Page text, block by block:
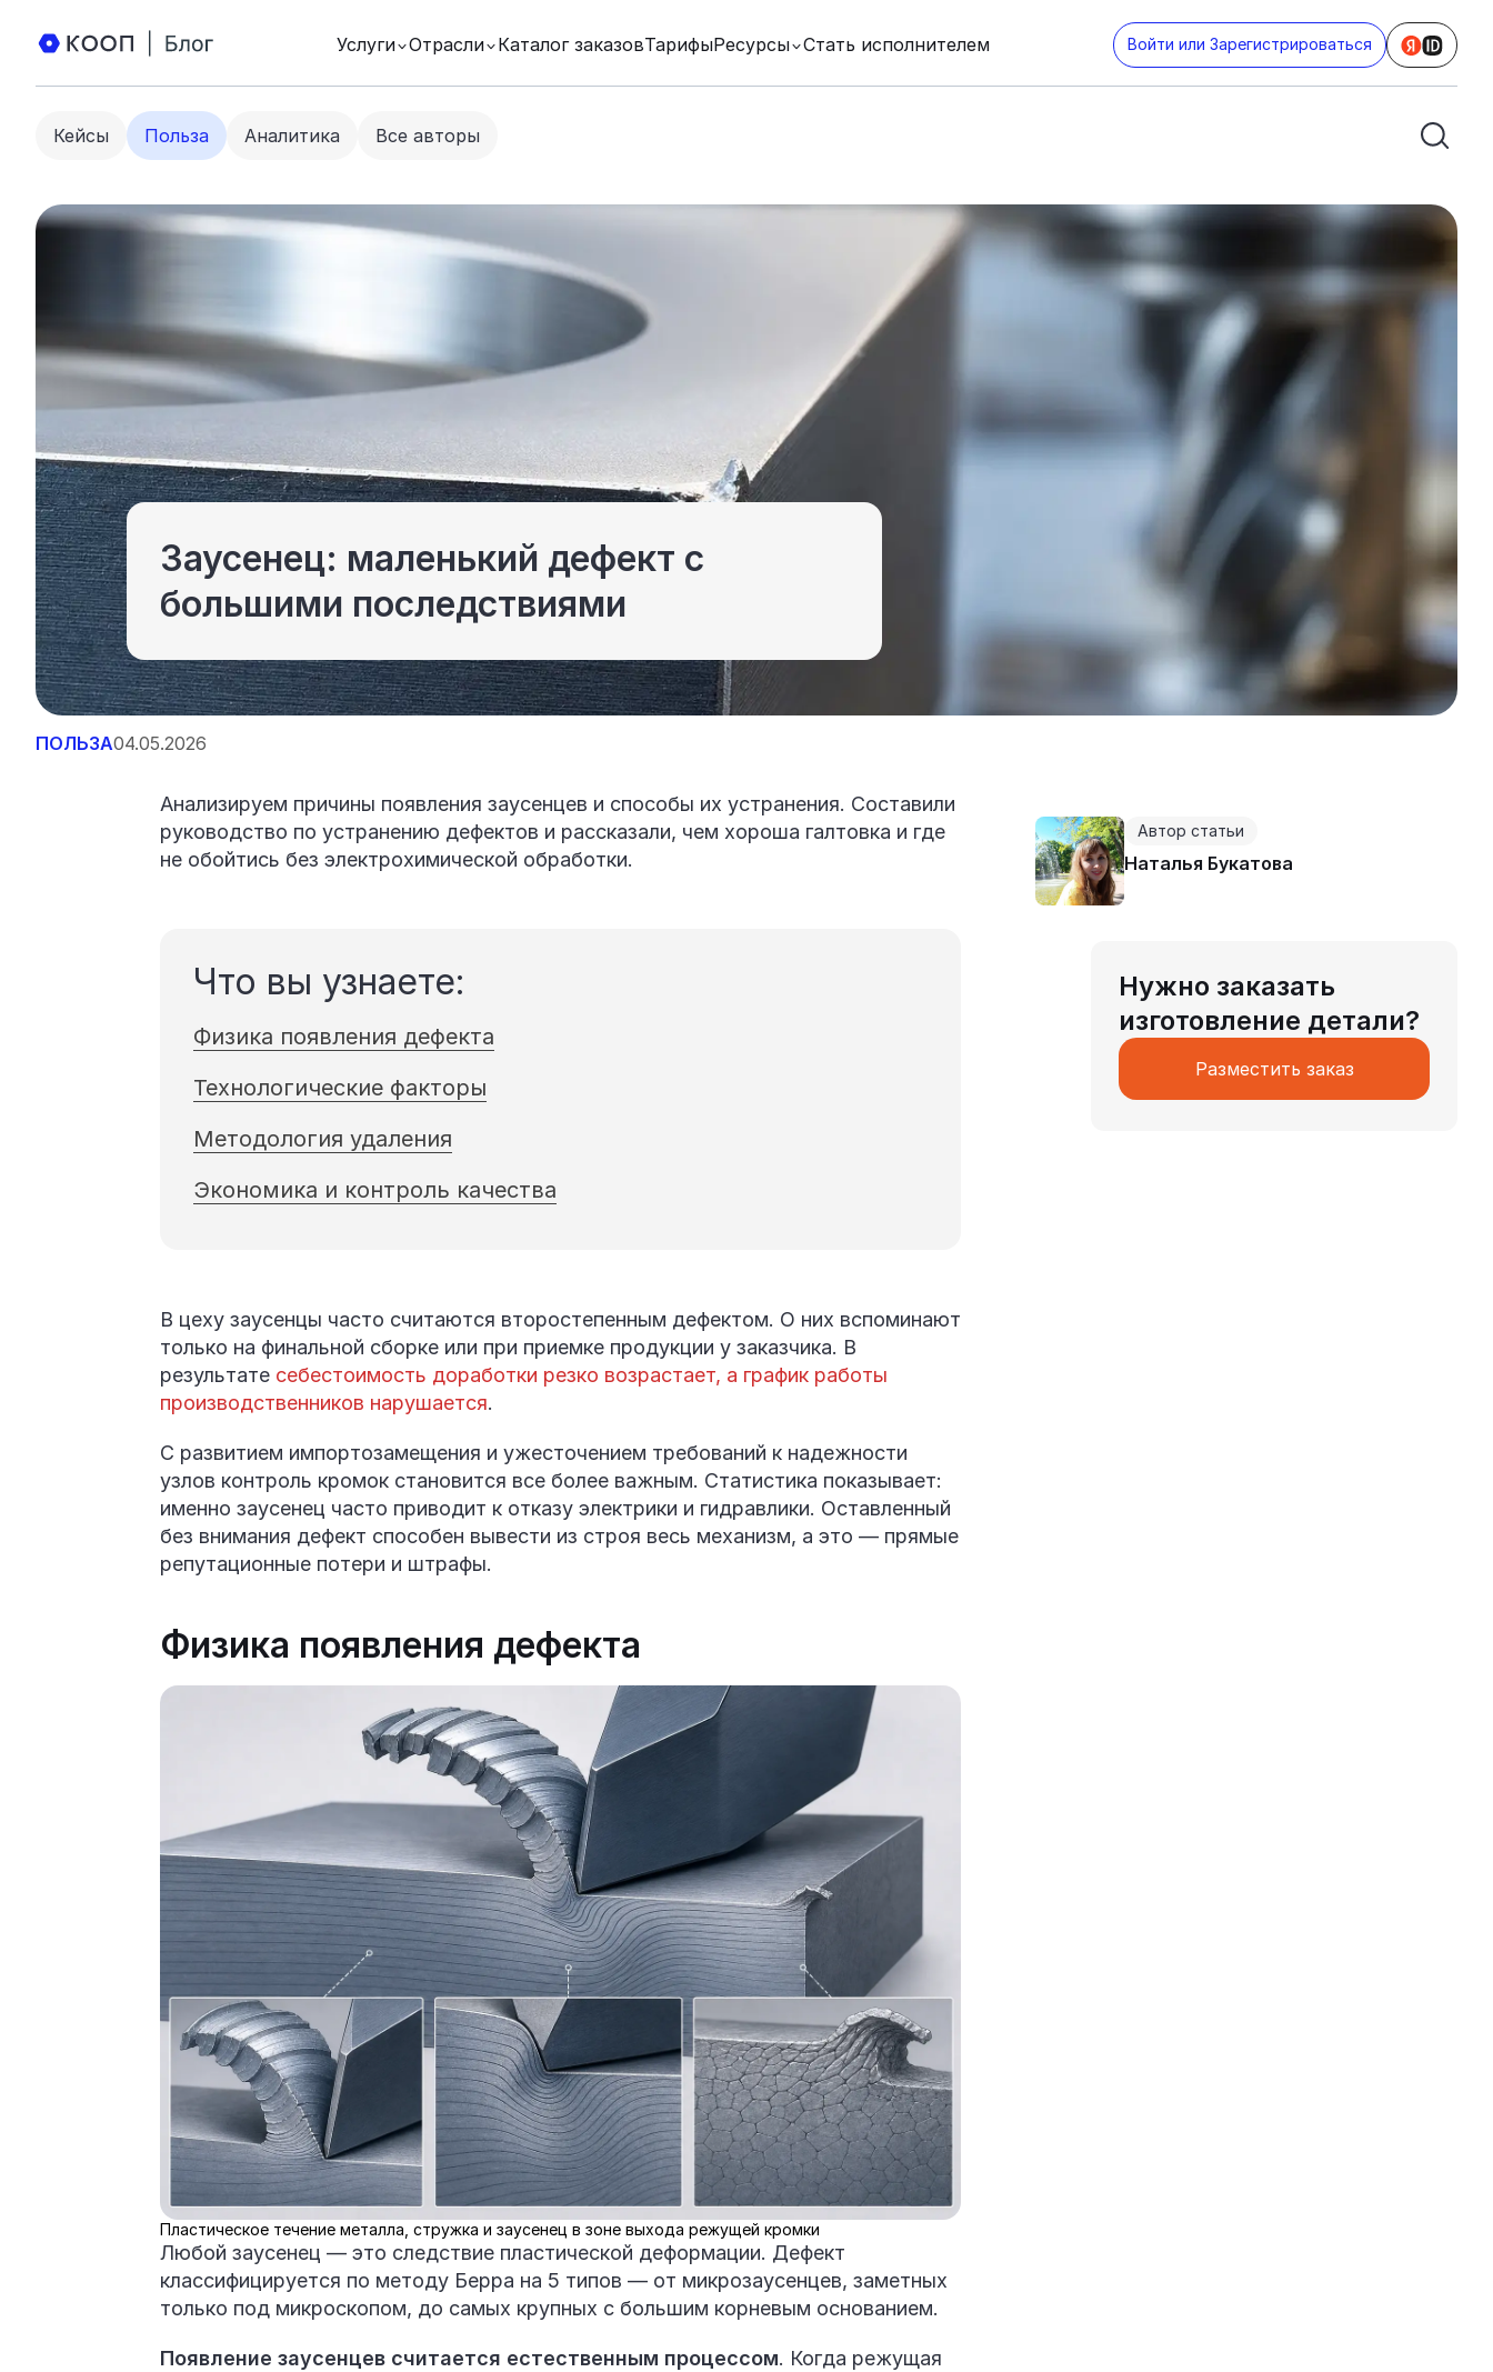
Услуги Отрасли Каталог заказовТарифыРесурсы Стать исполнителем Войти или Зарегистрироваться
Кейсы Польза Аналитика Все авторы
Заусенец: маленький дефект с
большими последствиями
ПОЛЬЗА04.05.2026
Анализируем причины появления заусенцев и способы их устранения. Составили
руководство по устранению дефектов и рассказали, чем хороша галтовка и где
не обойтись без электрохимической обработки.
Что вы узнаете:
Физика появления дефекта
Технологические факторы
Методология удаления
Экономика и контроль качества
В цеху заусенцы часто считаются второстепенным дефектом. О них вспоминают
только на финальной сборке или при приемке продукции у заказчика. В
результате себестоимость доработки резко возрастает, а график работы
производственников нарушается.
С развитием импортозамещения и ужесточением требований к надежности
узлов контроль кромок становится все более важным. Статистика показывает:
именно заусенец часто приводит к отказу электрики и гидравлики. Оставленный
без внимания дефект способен вывести из строя весь механизм, а это — прямые
репутационные потери и штрафы.
Физика появления дефекта
Пластическое течение металла, стружка и заусенец в зоне выхода режущей кромки
Любой заусенец — это следствие пластической деформации. Дефект
классифицируется по методу Берра на 5 типов — от микрозаусенцев, заметных
только под микроскопом, до самых крупных с большим корневым основанием.
Появление заусенцев считается естественным процессом. Когда режущая
Автор статьи
Наталья Букатова
Нужно заказать
изготовление детали?
Разместить заказ